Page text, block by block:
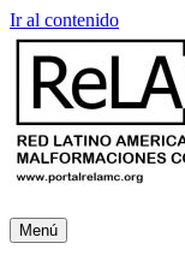
Ir al contenido
Menú